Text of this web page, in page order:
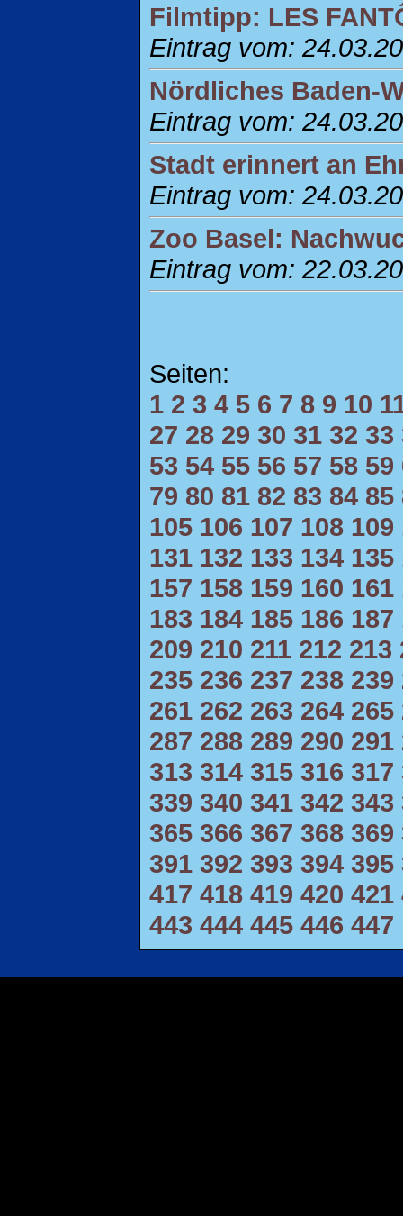
Filmtipp: LES
Eintrag vom:
Nördliches Baden-
Eintrag vom:
Stadt erinnert an
Eintrag vom:
Zoo Basel:
Eintrag vom:
Seiten:
1 2 3 4 5 6 7 8 9 10
27 28 29 30 31 32 33
53 54 55 56 57 58 59
79 80 81 82 83 84 85
105 106 107 108 109
131 132 133 134 135
157 158 159 160 161
183 184 185 186 187
209 210 211 212 213
235 236 237 238 239
261 262 263 264 265
287 288 289 290 291
313 314 315 316 317
339 340 341 342 343
365 366 367 368 369
391 392 393 394 395
417 418 419 420 421
443 444 445 446 447